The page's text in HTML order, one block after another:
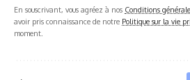
En souscrivant, vous agréez à nos Conditions
avoir pris connaissance de notre Politique sur la vie
moment.